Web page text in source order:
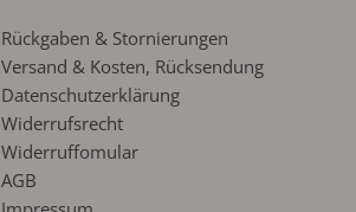
Rückgaben & Stornierungen
Versand & Kosten, Rücksendung
Datenschutzerklärung
Widerrufsrecht
Widerruffomular
AGB